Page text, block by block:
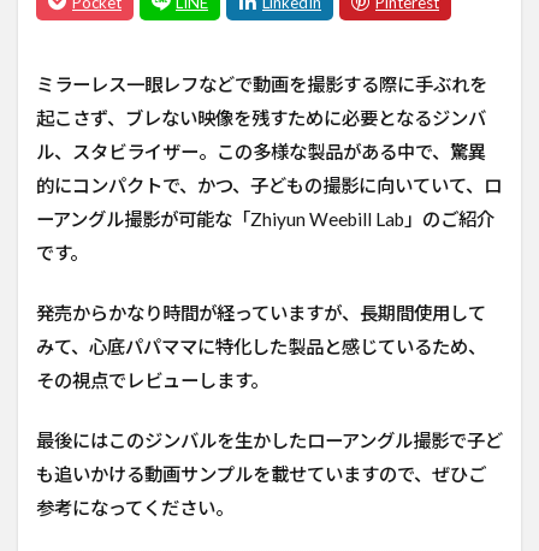
ミラーレス一眼レフなどで動画を撮影する際に手ぶれを
起こさず、ブレない映像を残すために必要となるジンバ
ル、スタビライザー。この多様な製品がある中で、驚異
的にコンパクトで、かつ、子どもの撮影に向いていて、ロ
ーアングル撮影が可能な「Zhiyun Weebill Lab」のご紹介
です。
発売からかなり時間が経っていますが、長期間使用して
みて、心底パパママに特化した製品と感じているため、
その視点でレビューします。
最後にはこのジンバルを生かしたローアングル撮影で子ど
も追いかける動画サンプルを載せていますので、ぜひご
参考になってください。